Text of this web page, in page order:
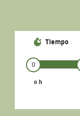
Tiempo
0
0 h